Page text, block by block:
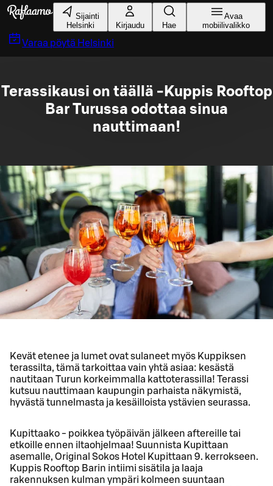
Siirry pääsisältöön
Sijainti
Helsinki
Kirjaudu Hae
Avaa
mobiilivalikko
Varaa pöytä Helsinki
Terassikausi on täällä -Kuppis Rooftop
Bar Turussa odottaa sinua
nauttimaan!
Kevät etenee ja lumet ovat sulaneet myös Kuppiksen
terassilta, tämä tarkoittaa vain yhtä asiaa: kesästä
nautitaan Turun korkeimmalla kattoterassilla! Terassi
kutsuu nauttimaan kaupungin parhaista näkymistä,
hyvästä tunnelmasta ja kesäilloista ystävien seurassa.
Kupittaako - poikkea työpäivän jälkeen aftereille tai
etkoille ennen iltaohjelmaa! Suunnista Kupittaan
asemalle, Original Sokos Hotel Kupittaan 9. kerrokseen.
Kuppis Rooftop Barin intiimi sisätila ja laaja
rakennuksen kulman ympäri kolmeen suuntaan